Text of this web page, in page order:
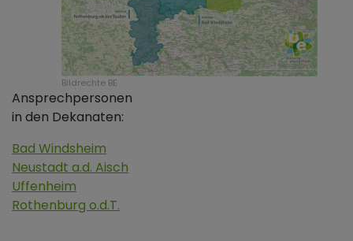
Bildrechte BE
Ansprechpersonen
in den Dekanaten:
Bad Windsheim
Neustadt a.d. Aisch
Uffenheim
Rothenburg o.d.T.